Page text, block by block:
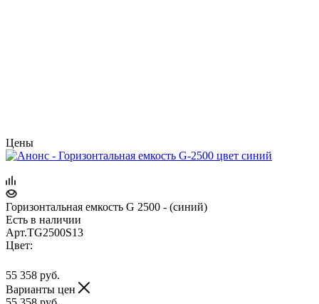
Цены
Горизонтальная емкость G 2500 - (синий)
Есть в наличии
Арт.TG2500S13
Цвет:
55 358 руб.
Варианты цен